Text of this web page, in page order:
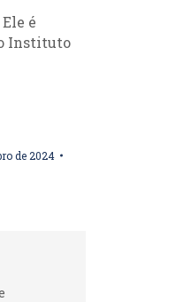
é
Instituto
de 2024